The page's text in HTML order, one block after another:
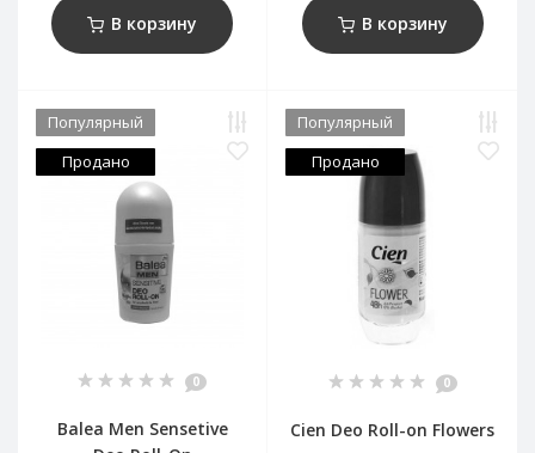
В корзину В корзину
Популярный
Продано
0
Balea Men Sensetive
Популярный
Продано
0
Cien Deo Roll-on Flowers